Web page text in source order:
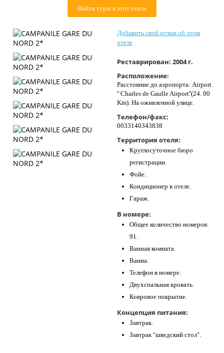
Контакты
Найти туры в этот отель
Добавить свой отзыв об этом
отеле
Реставрирован: 2004 г.
Расположение:
Расстояние до аэропорта: Airport
'' Charles de Gaulle Airport''(24. 00
Km). На оживленной улице.
Телефон/факс:
0033140343838
Территория отеля:
Круглосуточное бюро
регистрации.
Фойе.
Кондиционер в отеле.
Гараж.
В номере:
Общее количество номеров:
91.
Ванная комната.
Ванна.
Телефон в номере.
Двухспальная кровать.
Ковровое покрытие.
Концепция питания:
Завтрак.
Завтрак "шведский стол".